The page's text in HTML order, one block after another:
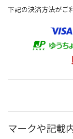
下記の決済方法がご
マークや記載